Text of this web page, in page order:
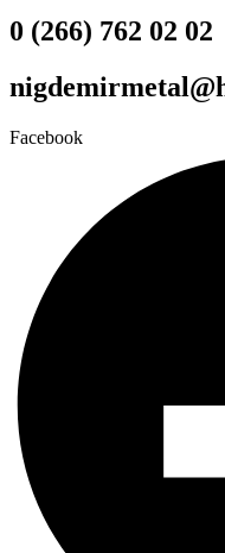
0 (266) 762 02 02
Facebook